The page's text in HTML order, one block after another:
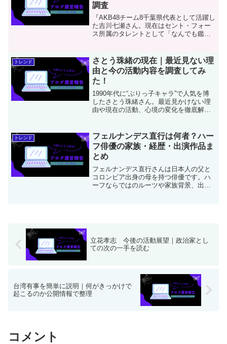
調査
『AKB48チーム8千葉県代表として活躍し
た吉川七瀬さん。現在はセント・フォー
ス所属のタレントとして「なんでも鑑定
トレンド
さとう珠緒の現在｜最近見ない理
由と今の活動内容を調査してみ
た！
1990年代に“ぶりっ子キャラ”で人気を博
したさとう珠緒さん。最近見かけない理
由や現在の活動、心境の変化を徹底解
トレンド
フェルナンデス直行は何者？ハー
フ俳優の家族・経歴・出演作品ま
とめ
フェルナンデス直行さんは日本人の父と
コロンビア出身の母を持つ俳優です。ハ
ーフならではのルーツや家族背景、出演
立花孝志 今後の活動展望｜政治家とし
ての次の一手を読む
台湾有事を簡単に説明｜何がきっかけで
起こるのか公開情報で整理
コメント